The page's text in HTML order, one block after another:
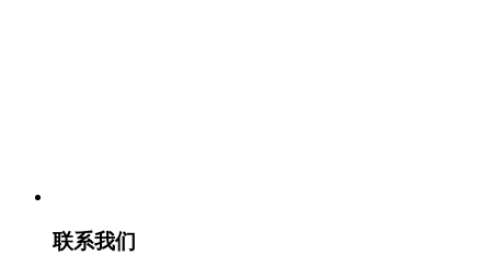
联系我们